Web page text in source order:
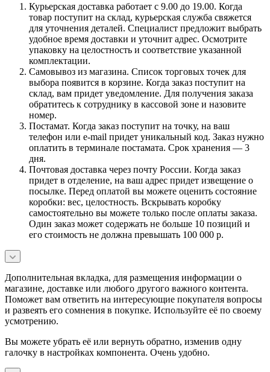
Курьерская доставка работает с 9.00 до 19.00. Когда
товар поступит на склад, курьерская служба свяжется
для уточнения деталей. Специалист предложит выбрать
удобное время доставки и уточнит адрес. Осмотрите
упаковку на целостность и соответствие указанной
комплектации.
Самовывоз из магазина. Список торговых точек для
выбора появится в корзине. Когда заказ поступит на
склад, вам придет уведомление. Для получения заказа
обратитесь к сотруднику в кассовой зоне и назовите
номер.
Постамат. Когда заказ поступит на точку, на ваш
телефон или e-mail придет уникальный код. Заказ нужно
оплатить в терминале постамата. Срок хранения — 3
дня.
Почтовая доставка через почту России. Когда заказ
придет в отделение, на ваш адрес придет извещение о
посылке. Перед оплатой вы можете оценить состояние
коробки: вес, целостность. Вскрывать коробку
самостоятельно вы можете только после оплаты заказа.
Один заказ может содержать не больше 10 позиций и
его стоимость не должна превышать 100 000 р.
Дополнительная вкладка, для размещения информации о
магазине, доставке или любого другого важного контента.
Поможет вам ответить на интересующие покупателя вопросы
и развеять его сомнения в покупке. Используйте её по своему
усмотрению.
Вы можете убрать её или вернуть обратно, изменив одну
галочку в настройках компонента. Очень удобно.